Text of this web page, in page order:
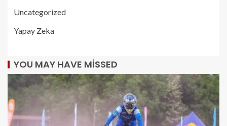
Uncategorized
Yapay Zeka
YOU MAY HAVE MISSED